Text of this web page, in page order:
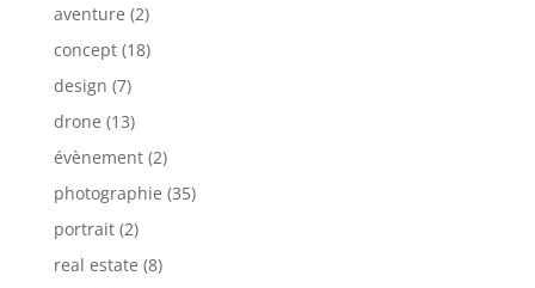
aventure (2)
concept(18)
design (7)
drone (13)
évènement(2)
photographie (35)
portrait(2)
real estate (8)